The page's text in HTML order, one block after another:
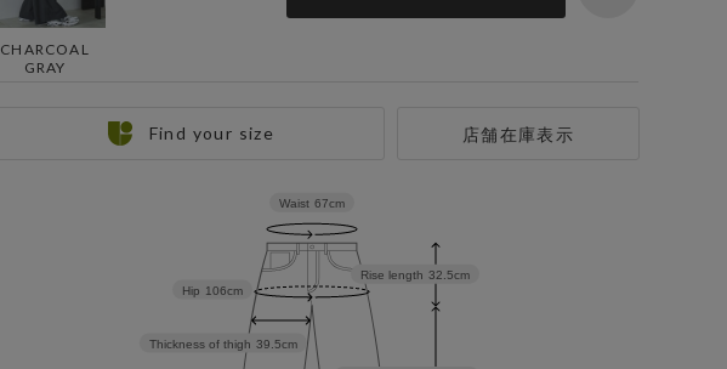
CHARCOAL
GRAY
店舗在庫表示
Find your size
Rise length 32.5cm
Thickness of thigh 39.5cm
Hip 106cm
Waist 67cm